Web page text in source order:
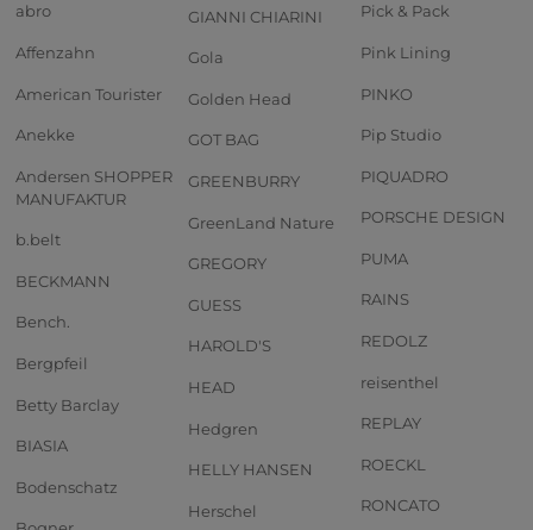
abro
Affenzahn
American Tourister
Anekke
Andersen SHOPPER
MANUFAKTUR
b.belt
BECKMANN
Bench.
Bergpfeil
Betty Barclay
BIASIA
Bodenschatz
GIANNI CHIARINI
Gola
Golden Head
GOT BAG
GREENBURRY
GreenLand Nature
GREGORY
GUESS
HAROLD'S
HEAD
Hedgren
HELLY HANSEN
Herschel
Pick & Pack
Pink Lining
PINKO
Pip Studio
PIQUADRO
PORSCHE DESIGN
PUMA
RAINS
REDOLZ
reisenthel
REPLAY
ROECKL
RONCATO